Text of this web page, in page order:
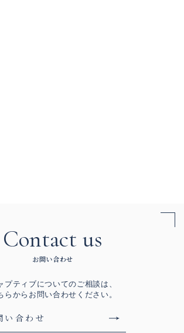
Contact us
お問い合わせ
プティブについてのご相談は、
らからお問い合わせください。
い合わせ